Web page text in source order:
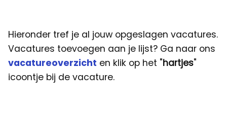
Hieronder tref je al jouw opgeslagen vacatures.
Vacatures toevoegen aan je lijst? Ga naar ons
vacatureoverzicht en klik op het "hartjes"
icoontje bij de vacature.